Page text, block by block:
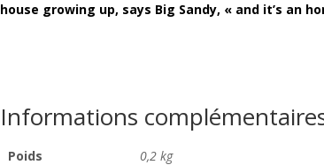
house growing up, says Big Sandy, « and it’s an
Informations
Poids 0,2 kg